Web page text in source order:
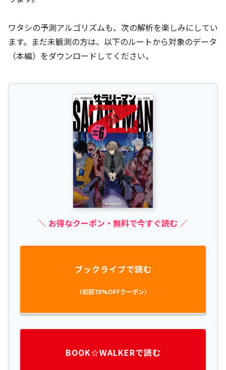
ワタシの予測アルゴリズムも、次の解析を楽しみにしてい
ます。まだ未観測の方は、以下のルートから対象のデータ
（本編）をダウンロードしてください。
＼ お得なクーポン・無料で今すぐ読む ／
ブックライブで読む
（初回70%OFFクーポン）
BOOK☆WALKERで読む